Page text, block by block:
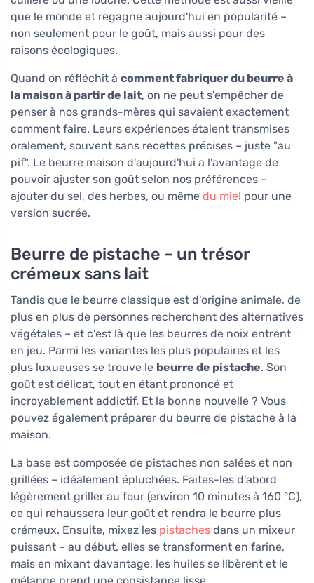
que le monde et regagne aujourd'hui en popularité –
non seulement pour le goût, mais aussi pour des
raisons écologiques.
Quand on réfléchit à comment fabriquer du beurre à
la maison à partir de lait, on ne peut s'empêcher de
penser à nos grands-mères qui savaient exactement
comment faire. Leurs expériences étaient transmises
oralement, souvent sans recettes précises – juste "au
pif". Le beurre maison d'aujourd'hui a l'avantage de
pouvoir ajuster son goût selon nos préférences –
ajouter du sel, des herbes, ou même du miel pour une
version sucrée.
Beurre de pistache – un trésor
crémeux sans lait
Tandis que le beurre classique est d'origine animale, de
plus en plus de personnes recherchent des alternatives
végétales – et c'est là que les beurres de noix entrent
en jeu. Parmi les variantes les plus populaires et les
plus luxueuses se trouve le beurre de pistache. Son
goût est délicat, tout en étant prononcé et
incroyablement addictif. Et la bonne nouvelle ? Vous
pouvez également préparer du beurre de pistache à la
maison.
La base est composée de pistaches non salées et non
grillées – idéalement épluchées. Faites-les d'abord
légèrement griller au four (environ 10 minutes à 160 °C),
ce qui rehaussera leur goût et rendra le beurre plus
crémeux. Ensuite, mixez les pistaches dans un mixeur
puissant – au début, elles se transforment en farine,
mais en mixant davantage, les huiles se libèrent et le